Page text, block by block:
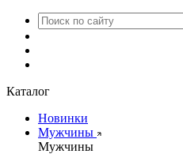
Каталог
Новинки
Мужчины
Мужчины